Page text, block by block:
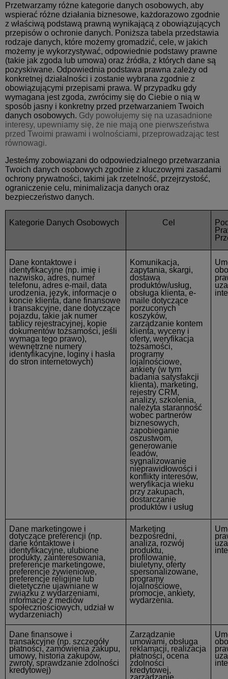
Przetwarzamy różne kategorie danych osobowych, aby
wspierać różne działania biznesowe, każdorazowo zgodnie
z właściwą podstawą prawną wynikającą z obowiązujących
przepisów o ochronie danych. Poniższa tabela przedstawia
rodzaje danych, które możemy gromadzić, cele, w jakich
możemy je wykorzystywać, odpowiednie podstawy prawne
(takie jak zgoda lub umowa) oraz źródła, z których dane są
pozyskiwane. Odpowiednia podstawa prawna zależy od
konkretnej działalności i zostanie wybrana zgodnie z
obowiązującymi przepisami prawa. W przypadku gdy
wymagana jest zgoda, zwrócimy się do Ciebie o nią w
sposób jasny i konkretny przed przetwarzaniem Twoich
danych osobowych. Gdy powołujemy się na uzasadnione
interesy, upewniamy się, że nie mają one pierwszeństwa
przed Twoimi prawami i wolnościami, przeprowadzając test
równowagi.
Jesteśmy zobowiązani do odpowiedzialnego przetwarzania
Twoich danych osobowych zgodnie z kluczowymi zasadami
ochrony prywatności, takimi jak rzetelność, przejrzystość,
ograniczenie celu, minimalizacja danych oraz
bezpieczeństwo danych.
Kategorie Danych Osobowych Cel
Dane kontaktowe i
identyfikacyjne (np. imię i
nazwisko, adres, numer
telefonu, adres e-mail, data
urodzenia, język, informacje o
koncie klienta, dane finansowe
i transakcyjne, dane dotyczące
pojazdu, takie jak numer
tablicy rejestracyjnej, kopie
dokumentów tożsamości, jeśli
wymaga tego prawo),
wewnętrzne numery
identyfikacyjne, loginy i hasła
do stron internetowych)
Komunikacja,
zapytania, skargi,
dostawa
produktów/usług,
obsługa klienta, e-
maile dotyczące
porzuconych
koszyków,
zarządzanie kontem
klienta, wyceny i
oferty, weryfikacja
tożsamości,
programy
lojalnościowe,
ankiety (w tym
badania satysfakcji
klienta), marketing,
rejestry CRM,
analizy, szkolenia,
należyta staranność
wobec partnerów
biznesowych,
zapobieganie
oszustwom,
generowanie
leadów,
sygnalizowanie
nieprawidłowości i
konflikty interesów,
weryfikacja wieku
przy zakupach,
dostarczanie
produktów i usług
Dane marketingowe i
dotyczące preferencji (np.
dane kontaktowe i
identyfikacyjne, ulubione
produkty, zainteresowania,
preferencje marketingowe,
preferencje żywieniowe,
preferencje religijne lub
dietetyczne ujawniane w
związku z wydarzeniami,
informacje z mediów
społecznościowych, udział w
wydarzeniach)
Marketing
bezpośredni,
analiza, rozwój
produktu,
profilowanie,
biuletyny, oferty
spersonalizowane,
programy
lojalnościowe,
promocje, ankiety,
wydarzenia.
Dane finansowe i
transakcyjne (np. szczegóły
płatności, zamówienia zakupu,
umowy, historia zakupów,
zwroty, sprawdzanie zdolności
kredytowej)
Zarządzanie
umowami, obsługa
reklamacji, realizacja
płatności, ocena
zdolności
kredytowej,
zarządzanie